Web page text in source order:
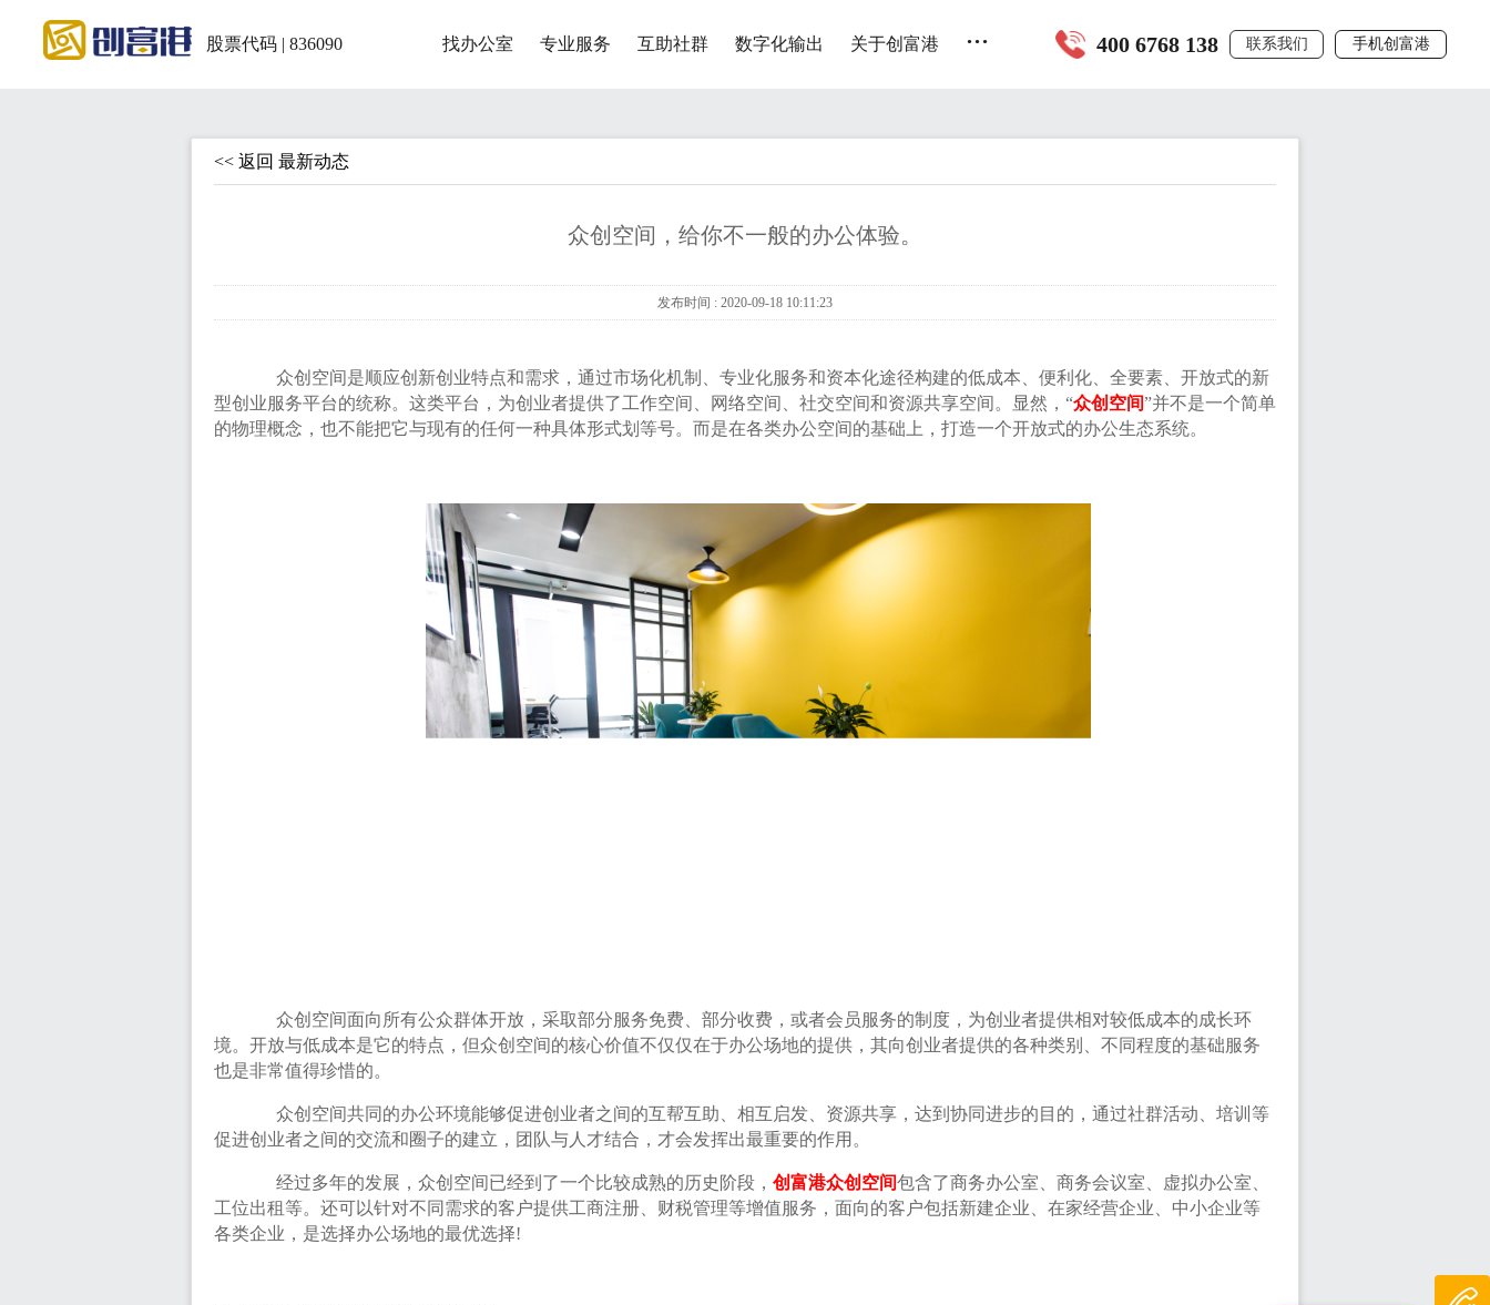
股票代码 | 836090 找办公室 专业服务 互助社群 数字化输出 关于创富港 ... 400 6768 138 联系我们 手机创富港
<< 返回 最新动态
众创空间，给你不一般的办公体验。
发布时间 : 2020-09-18 10:11:23
众创空间是顺应创新创业特点和需求，通过市场化机制、专业化服务和资本化途径构建的低成本、便利化、全要素、开放式的新
型创业服务平台的统称。这类平台，为创业者提供了工作空间、网络空间、社交空间和资源共享空间。显然，“众创空间”并不是一个简单
的物理概念，也不能把它与现有的任何一种具体形式划等号。而是在各类办公空间的基础上，打造一个开放式的办公生态系统。
众创空间面向所有公众群体开放，采取部分服务免费、部分收费，或者会员服务的制度，为创业者提供相对较低成本的成长环
境。开放与低成本是它的特点，但众创空间的核心价值不仅仅在于办公场地的提供，其向创业者提供的各种类别、不同程度的基础服务
也是非常值得珍惜的。
众创空间共同的办公环境能够促进创业者之间的互帮互助、相互启发、资源共享，达到协同进步的目的，通过社群活动、培训等
促进创业者之间的交流和圈子的建立，团队与人才结合，才会发挥出最重要的作用。
经过多年的发展，众创空间已经到了一个比较成熟的历史阶段， 创富港众创空间包含了商务办公室、商务会议室、虚拟办公室、
工位出租等。还可以针对不同需求的客户提供工商注册、财税管理等增值服务，面向的客户包括新建企业、在家经营企业、中小企业等
各类企业，是选择办公场地的最优选择!